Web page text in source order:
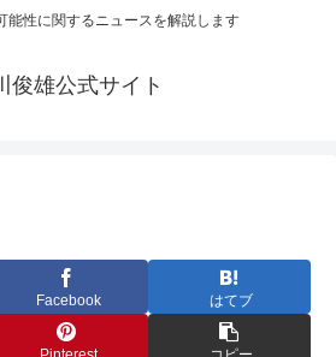
能性に関するニュースを解説します
俊雄公式サイト
Facebook はてブ